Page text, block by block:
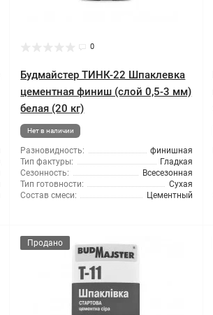
0
Будмайстер ТИНК-22 Шпаклевка
цементная финиш (слой 0,5-3 мм)
белая (20 кг)
Нет в наличии
Разновидность:
финишная
Тип фактуры:
Гладкая
Сезонность:
Всесезонная
Тип готовности:
Сухая
Состав смеси:
Цементный
Продано